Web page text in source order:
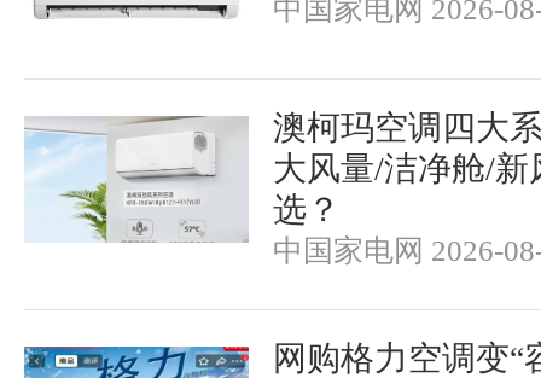
中国家电网 2026-
澳柯玛空调四大
大风量/洁净舱/新
选？
中国家电网 2026-
网购格力空调变“